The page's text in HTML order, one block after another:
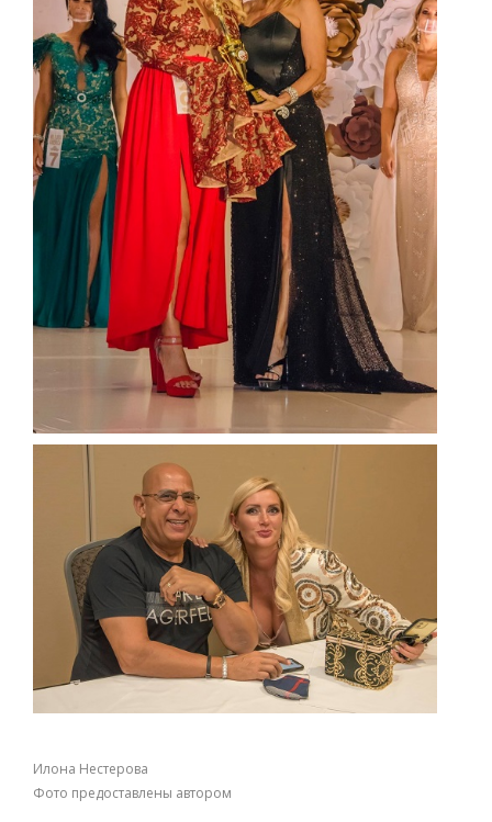
Илона Нестерова
Фото предоставлены автором